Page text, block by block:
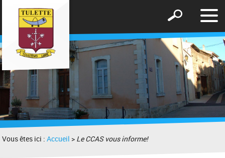
le
Afficher
formulaire
de
recherche
Vous êtes ici :Accueil > Le CCAS vous informe!